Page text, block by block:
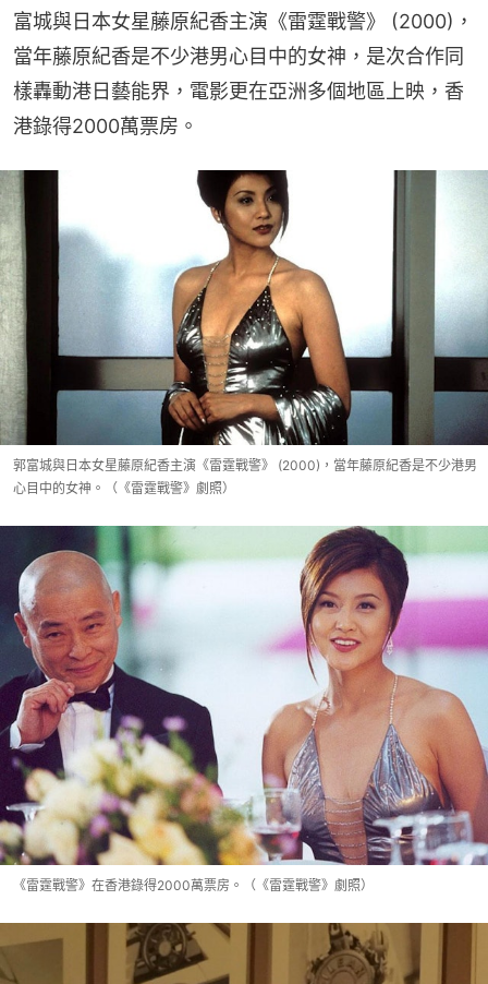
富城與日本女星藤原紀香主演《雷霆戰警》 (2000)，
當年藤原紀香是不少港男心目中的女神，是次合作同
樣轟動港日藝能界，電影更在亞洲多個地區上映，香
港錄得2000萬票房。
郭富城與日本女星藤原紀香主演《雷霆戰警》 (2000)，當年藤原紀香是不少港男
心目中的女神。（《雷霆戰警》劇照）
《雷霆戰警》在香港錄得2000萬票房。（《雷霆戰警》劇照）